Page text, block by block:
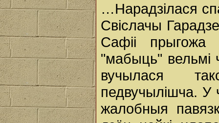
…Нарадзілася
Свіслачы
Сафіі прыгожа
"мабыць" вельмі
вучылася
педвучылішча. У
жалобныя